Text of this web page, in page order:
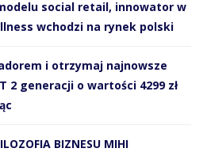
social retail, innowator w
wchodzi na rynek polski
i otrzymaj najnowsze
2 generacji o wartości 4299 zł
BIZNESU MIHI